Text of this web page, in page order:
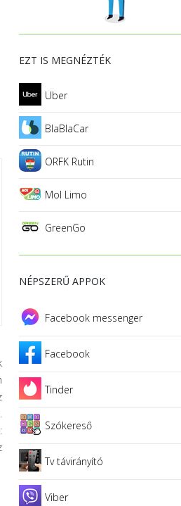
EZT IS MEGNÉZTÉK
Uber
BlaBlaCar
ORFK Rutin
Mol Limo
GreenGo
NÉPSZERŰ APPOK
Facebook messenger
Facebook
Tinder
Szókereső
Tv távirányító
Viber